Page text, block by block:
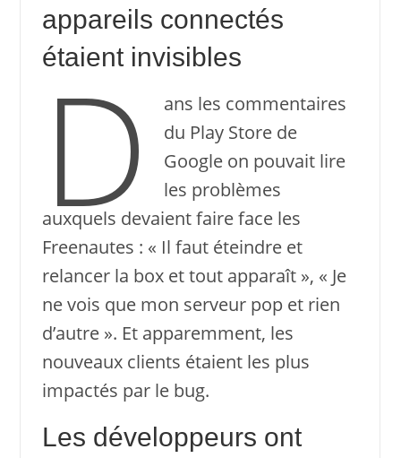
appareils connectés
étaient invisibles
D
ans les commentaires
du Play Store de
Google on pouvait lire
les problèmes
auxquels devaient faire face les
Freenautes : « Il faut éteindre et
relancer la box et tout apparaît », « Je
ne vois que mon serveur pop et rien
d’autre ». Et apparemment, les
nouveaux clients étaient les plus
impactés par le bug.
Les développeurs ont